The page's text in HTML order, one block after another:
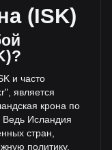
капитализация
ISK.
-11.08
за тот же
о биткоина
(ISK)
и часто
является
крона по
Ведь Исландия
стран,
политику.